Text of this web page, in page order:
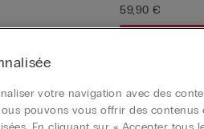
59,90 €
Achetez 3, recevez-
SEXY BACK
votre navigation avec des
pouvons vous offrir des contenus